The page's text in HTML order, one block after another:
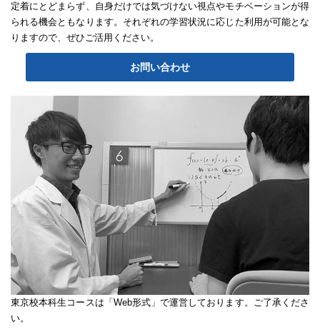
定着にとどまらず、自身だけでは気づけない視点やモチベーションが得
られる機会ともなります。それぞれの学習状況に応じた利用が可能とな
りますので、ぜひご活用ください。
お問い合わせ
東京校本科生コースは「Web形式」で運営しております。ご了承くださ
い。